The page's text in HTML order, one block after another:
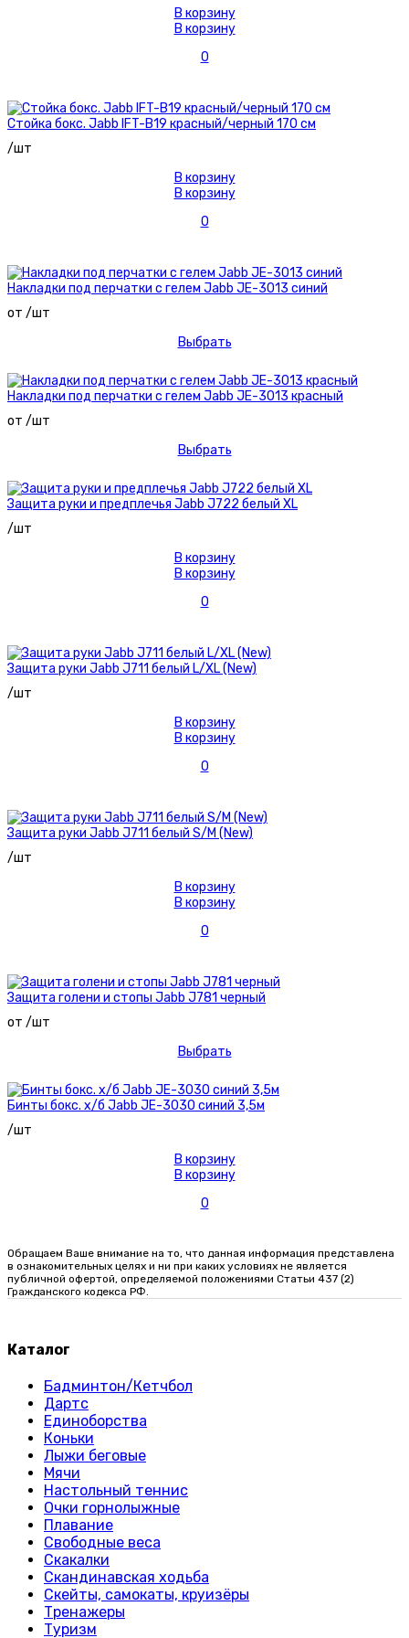
В корзину
В корзину
0
Стойка бокс. Jabb IFT-B19 красный/черный 170 см
/шт
В корзину
В корзину
0
Накладки под перчатки с гелем Jabb JE-3013 синий
от /шт
Выбрать
Накладки под перчатки с гелем Jabb JE-3013 красный
от /шт
Выбрать
Защита руки и предплечья Jabb J722 белый XL
/шт
В корзину
В корзину
0
Защита руки Jabb J711 белый L/XL (New)
/шт
В корзину
В корзину
0
Защита руки Jabb J711 белый S/M (New)
/шт
В корзину
В корзину
0
Защита голени и стопы Jabb J781 черный
от /шт
Выбрать
Бинты бокс. х/б Jabb JE-3030 синий 3,5м
/шт
В корзину
В корзину
0
Обращаем Ваше внимание на то, что данная информация представлена
в ознакомительных целях и ни при каких условиях не является
публичной офертой, определяемой положениями Статьи 437 (2)
Гражданского кодекса РФ.
Каталог
Бадминтон/Кетчбол
Дартс
Единоборства
Коньки
Лыжи беговые
Мячи
Настольный теннис
Очки горнолыжные
Плавание
Свободные веса
Скакалки
Скандинавская ходьба
Скейты, самокаты, круизёры
Тренажеры
Туризм